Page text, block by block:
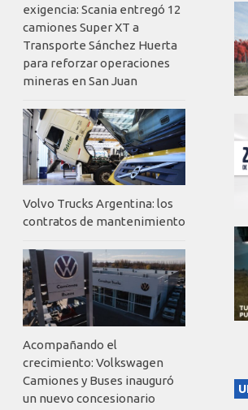
exigencia: Scania entregó 12
camiones Super XT a
Transporte Sánchez Huerta
para reforzar operaciones
mineras en San Juan
Volvo Trucks Argentina: los
contratos de mantenimiento
Acompañando el
crecimiento: Volkswagen
Camiones y Buses inauguró
un nuevo concesionario